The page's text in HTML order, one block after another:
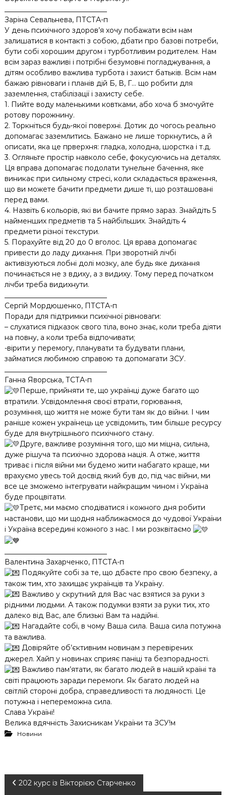
Заріна Севальнева, ПТСТА-п
У день психічного здоров’я хочу побажати всім нам
залишатися в контакті з собою, дбати про базові потреби,
бути собі хорошим другом і турботливим родителем. Нам
всім зараз важливі і потрібні безумовні погладжування, а
дітям особливо важлива турбота і захист батьків. Всім нам
бажаю рівноваги і планів дій Б, В, Г… що робити для
заземлення, стабілізації і захисту себе.
1. Пийте воду маленькими ковтками, або хоча б змочуйте
ротову порожнину.
2. Торкніться будь-якої поверхні. Дотик до чогось реально
допомагає заземлитись. Бажано не лише торкнутись, а й
описати, яка це прверхня: гладка, холодна, шорстка і т.д.
3. Огляньте простір навколо себе, фокусуючись на деталях.
Ця вправа допомагає подолати тунельне бачення, яке
виникає при сильному стресі, коли складається враження,
що ви можете бачити предмети дише ті, що розташовані
перед вами.
4. Назвіть 6 кольорів, які ви бачите прямо зараз. Знайдіть 5
найменших предметів та 5 найбільших. Знайдіть 4
предмети різної текстури.
5. Порахуйте від 20 до 0 вголос. Ця врава допомагає
привести до ладу дихання. При зворотній лічбі
активізуються лобні долі мозку, але будь яке дихання
починається не з вдиху, а з видиху. Тому перед початком
лічби треба видихнути.
Сергій Мордюшенко, ПТСТА-п
Поради для підтримки психічної рівноваги:
– слухатися підказок свого тіла, воно знає, коли треба діяти
на повну, а коли треба відпочивати;
-вірити у перемогу, планувати та будувати плани,
займатися любимою справою та допомагати ЗСУ.
Ганна Яворська, ТСТА-п
Перше, прийняти те, що українці дуже багато що
втратили. Усвідомлення своєї втрати, горювання,
розуміння, що життя не може бути там як до війни. І чим
раніше кожен українець це усвідомить, тим більше ресурсу
буде для внутрішнього психічного стану.
Друге, важливе розуміння того, що ми міцна, сильна,
дуже рішуча та психічно здорова нація. А отже, життя
триває і після війни ми будемо жити набагато краще, ми
врахуємо увесь той досвід який був до, під час війни, ми
все це зможемо інтегрувати найкращим чином і Україна
буде процвітати.
Третє, ми маємо сподіватися і кожного дня робити
настанови, що ми щодня наближаємося до чудової України
і Україна всередині кожного з нас. І ми розквітаємо
Валентина Захарченко, ПТСТА-п
Подякуйте собі за те, що дбаєте про свою безпеку, а
також тим, хто захищає українців та Україну.
Важливо у скрутний для Вас час взятися за руки з
рідними людьми. А також подумки взяти за руки тих, хто
далеко від Вас, але близькі Вам та надійні.
Нагадайте собі, в чому Ваша сила. Ваша сила потужна
та важлива.
Довіряйте об’єктивним новинам з перевірених
джерел. Хайп у новинах сприяє паніці та безпорадності.
Важливо пам’ятати, як багато людей в нашій країні та
світі працюють заради перемоги. Як багато людей на
світлій стороні добра, справедливості та людяності. Це
потужна і непереможна сила.
Слава Україні!
Велика вдячність Захисникам України та ЗСУ!м
Новини
Н 202 курс із Вікторією Старченко